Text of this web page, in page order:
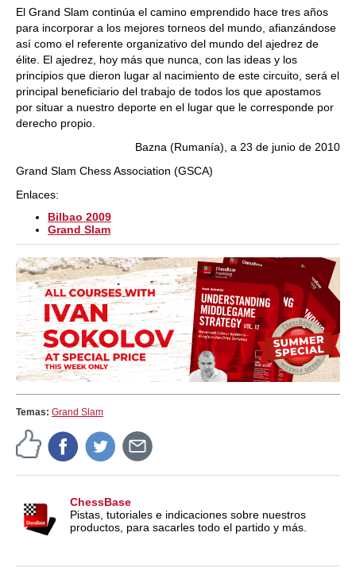
El Grand Slam continúa el camino emprendido hace tres años
para incorporar a los mejores torneos del mundo, afianzándose
así como el referente organizativo del mundo del ajedrez de
élite. El ajedrez, hoy más que nunca, con las ideas y los
principios que dieron lugar al nacimiento de este circuito, será el
principal beneficiario del trabajo de todos los que apostamos
por situar a nuestro deporte en el lugar que le corresponde por
derecho propio.
Bazna (Rumanía), a 23 de junio de 2010
Grand Slam Chess Association (GSCA)
Enlaces:
Bilbao 2009
Grand Slam
Temas: Grand Slam
ChessBase
Pistas, tutoriales e indicaciones sobre nuestros
productos, para sacarles todo el partido y más.